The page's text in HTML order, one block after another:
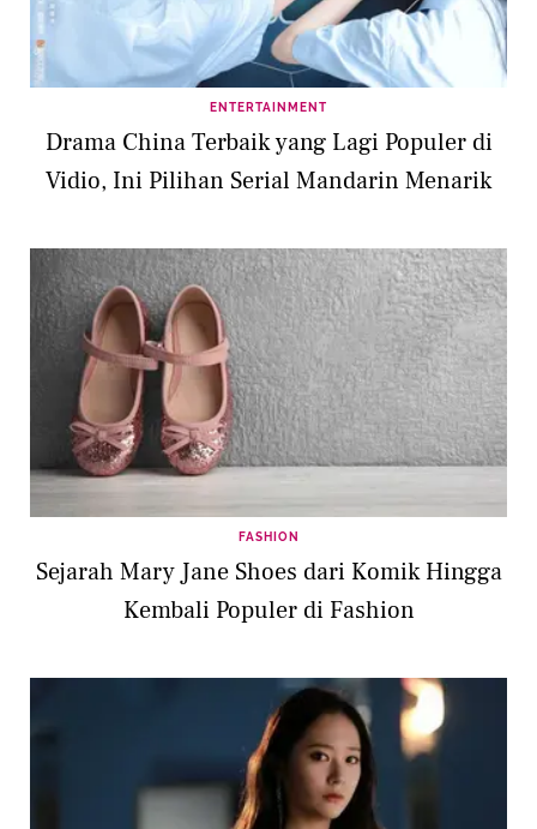
ENTERTAINMENT
Drama China Terbaik yang Lagi Populer di
Vidio, Ini Pilihan Serial Mandarin Menarik
FASHION
Sejarah Mary Jane Shoes dari Komik Hingga
Kembali Populer di Fashion